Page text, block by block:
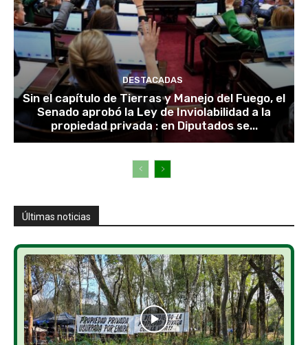
DESTACADAS
Sin el capítulo de Tierras y Manejo del Fuego, el
Senado aprobó la Ley de Inviolabilidad a la
propiedad privada : en Diputados se...
Últimas noticias